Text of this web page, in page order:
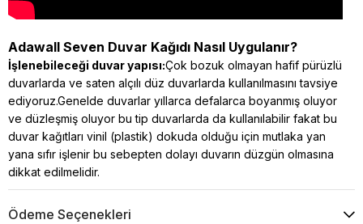
Adawall Seven Duvar Kağıdı Nasıl Uygulanır?
İşlenebileceği duvar yapısı:Çok bozuk olmayan hafif pürüzlü
duvarlarda ve saten alçılı düz duvarlarda kullanılmasını tavsiye
ediyoruz.Genelde duvarlar yıllarca defalarca boyanmış oluyor
ve düzleşmiş oluyor bu tip duvarlarda da kullanılabilir fakat bu
duvar kağıtları vinil (plastik) dokuda olduğu için mutlaka yan
yana sıfır işlenir bu sebepten dolayı duvarın düzgün olmasına
dikkat edilmelidir.
Ödeme Seçenekleri